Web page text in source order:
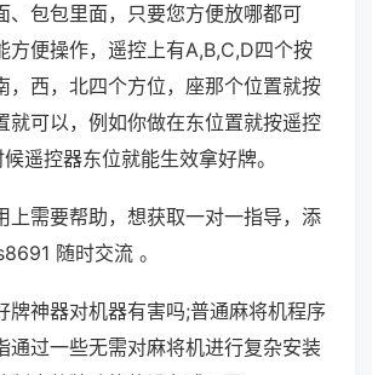
、包包里面，只要您方便放哪都可
方便操作，遥控上有A,B,C,D四个按
，西，北四个方位，座那个位置就按
就可以，例如你做在东位置就按遥控
遥控器东位就能生效拿好牌。
上需要帮助，想获取一对一指导，添
随时交流 。
牌神器对机器有害吗;普通麻将机程序
通过一些无需对麻将机进行复杂安装